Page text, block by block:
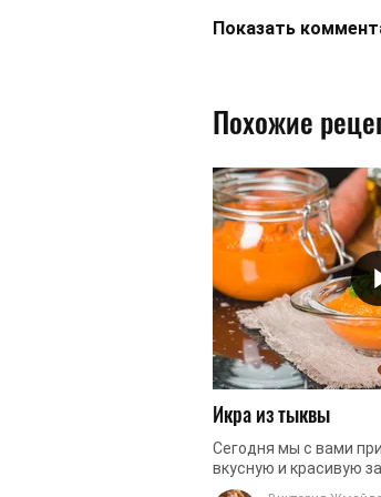
Показать
Похожие
Икра из тыквы
Сегодня мы с вами
вкусную и красивую
Блюдо не сложное в